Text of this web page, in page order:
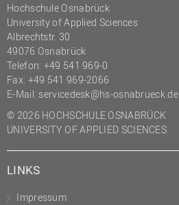
Hochschule Osnabrück
University of Applied Sciences
Albrechtstr. 30
49076 Osnabrück
Telefon: +49 541 969-0
Fax: +49 541 969-2066
E-Mail: servicedesk@hs-osnabrueck.de
© 2026 HOCHSCHULE OSNABRÜCK
UNIVERSITY OF APPLIED SCIENCES
LINKS
Impressum